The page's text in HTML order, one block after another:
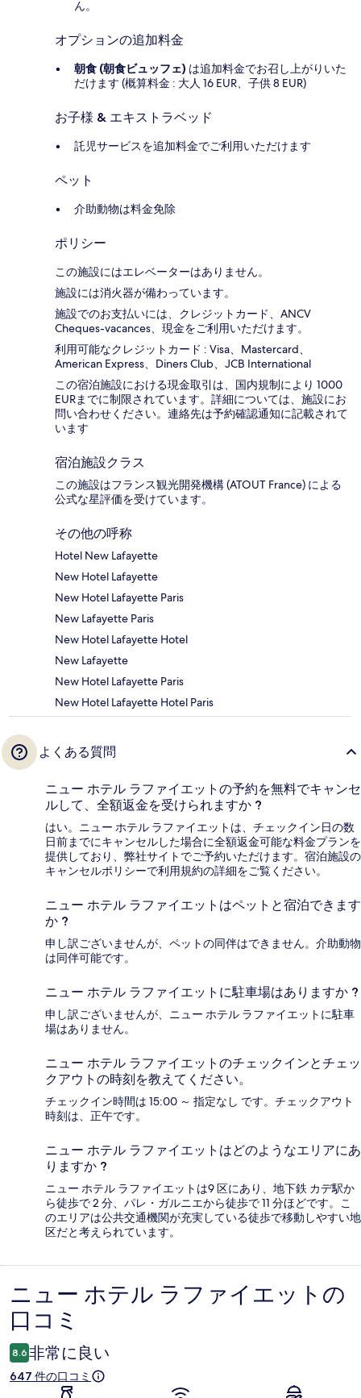
ん。
オプションの追加料金
朝食 (朝食ビュッフェ) は追加料金でお召し上がりいた
だけます (概算料金 : 大人 16 EUR、子供 8 EUR)
お子様 & エキストラベッド
託児サービスを追加料金でご利用いただけます
ペット
介助動物は料金免除
ポリシー
この施設にはエレベーターはありません。
施設には消火器が備わっています。
施設でのお支払いには、クレジットカード、ANCV
Cheques-vacances、現金をご利用いただけます。
利用可能なクレジットカード : Visa、Mastercard、
American Express、Diners Club、JCB International
この宿泊施設における現金取引は、国内規制により 1000
EURまでに制限されています。詳細については、施設にお
問い合わせください。連絡先は予約確認通知に記載されて
います
宿泊施設クラス
この施設はフランス観光開発機構 (ATOUT France) による
公式な星評価を受けています。
その他の呼称
Hotel New Lafayette
New Hotel Lafayette
New Hotel Lafayette Paris
New Lafayette Paris
New Hotel Lafayette Hotel
New Lafayette
New Hotel Lafayette Paris
New Hotel Lafayette Hotel Paris
よくある質問
ニュー ホテル ラファイエットの予約を無料でキャンセ
ルして、全額返金を受けられますか ?
はい。ニュー ホテル ラファイエットは、チェックイン日の数
日前までにキャンセルした場合に全額返金可能な料金プランを
提供しており、弊社サイトでご予約いただけます。宿泊施設の
キャンセルポリシーで利用規約の詳細をご覧ください。
ニュー ホテル ラファイエットはペットと宿泊できます
か ?
申し訳ございませんが、ペットの同伴はできません。介助動物
は同伴可能です。
ニュー ホテル ラファイエットに駐車場はありますか ?
申し訳ございませんが、ニュー ホテル ラファイエットに駐車
場はありません。
ニュー ホテル ラファイエットのチェックインとチェッ
クアウトの時刻を教えてください。
チェックイン時間は 15:00 ～ 指定なし です。チェックアウト
時刻は、正午です。
ニュー ホテル ラファイエットはどのようなエリアにあ
りますか ?
ニュー ホテル ラファイエットは9 区にあり、地下鉄 カデ駅か
ら徒歩で 2 分、パレ・ガルニエから徒歩で 11 分ほどです。こ
のエリアは公共交通機関が充実している徒歩で移動しやすい地
区だと考えられています。
口
コ
ミ
ニュー ホテル ラファイエットの
口コミ
8.6 非常に良い
647 件の口コミ